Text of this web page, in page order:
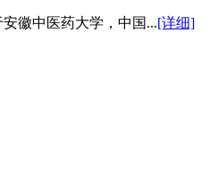
徽中医药大学，中国...[详细]